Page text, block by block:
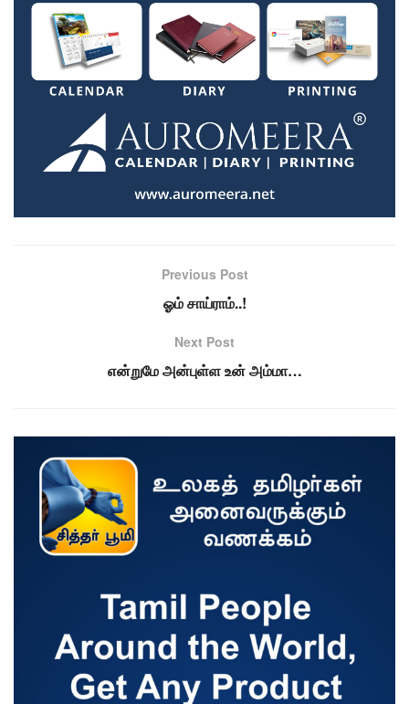
Previous Post
ஓம் சாய்ராம்..!
Next Post
என்றுமே அன்புள்ள உன் அம்மா…